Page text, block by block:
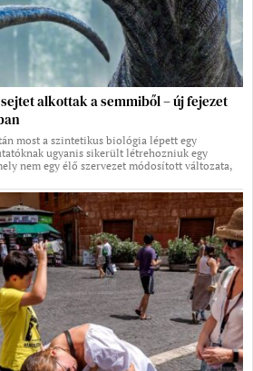
alkottak a semmiből – új fejezet
most a szintetikus biológia lépett egy
ugyanis sikerült létrehozniuk egy
nem egy élő szervezet módosított változata,